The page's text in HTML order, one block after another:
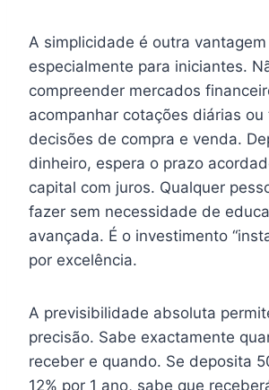
A simplicidade é outra
especialmente para iniciantes.
compreender mercados
acompanhar cotações diárias ou
decisões de compra e venda.
dinheiro, espera o prazo
capital com juros. Qualquer
fazer sem necessidade de
avançada. É o investimento
por excelência.
A previsibilidade absoluta
precisão. Sabe exactamente
receber e quando. Se deposita
12% por 1 ano, sabe que